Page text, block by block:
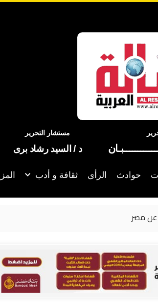
مستشار التحرير
د / السيد رشاد برى
حوادث الرأى ثقافة و أدب
الغنائية